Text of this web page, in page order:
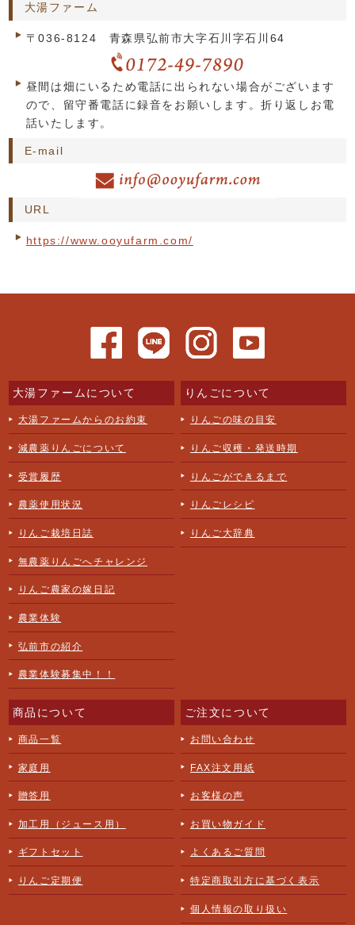
大湯ファーム
〒036-8124 青森県弘前市大字石川字石川64
昼間は畑にいるため電話に出られない場合がございます
ので、留守番電話に録音をお願いします。折り返しお電
話いたします。
E-mail
URL
https://www.ooyufarm.com/
大湯ファームについて
大湯ファームからのお約束
減農薬りんごについて
受賞履歴
農薬使用状況
りんご栽培日誌
無農薬りんごへチャレンジ
りんご農家の嫁日記
農業体験
弘前市の紹介
農業体験募集中！！
りんごについて
りんごの味の目安
りんご収穫・発送時期
りんごができるまで
りんごレシピ
りんご大辞典
商品について
商品一覧
家庭用
贈答用
加工用（ジュース用）
ギフトセット
りんご定期便
ご注文について
お問い合わせ
FAX注文用紙
お客様の声
お買い物ガイド
よくあるご質問
特定商取引方に基づく表示
個人情報の取り扱い